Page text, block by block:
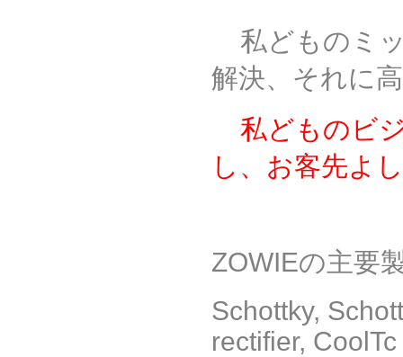
私どものミ
解決、それに
私どものビ
し、お客先よ
ZOWIEの主要
Schottky,
rectifier,